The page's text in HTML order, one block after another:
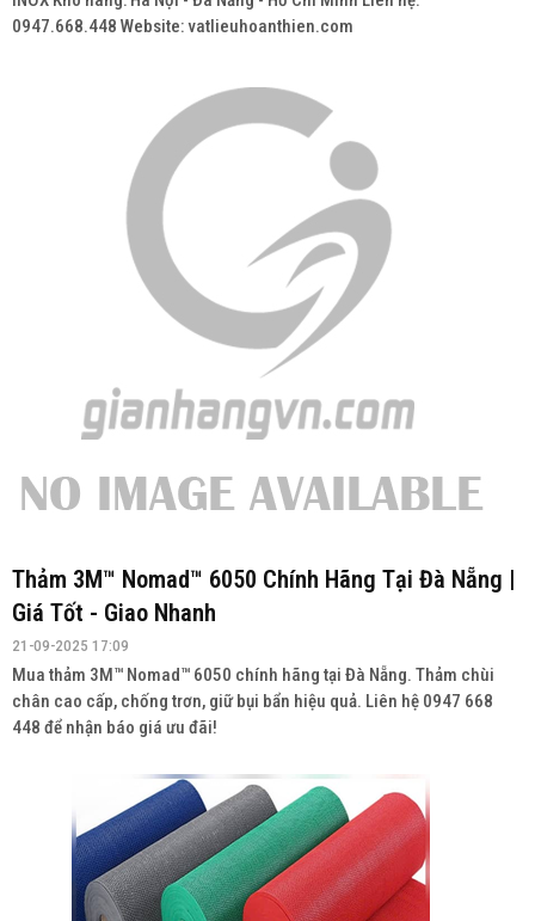
0947.668.448 Website: vatlieuhoanthien.com
Thảm 3M™ Nomad™ 6050 Chính Hãng Tại Đà Nẵng |
Giá Tốt - Giao Nhanh
21-09-2025 17:09
Mua thảm 3M™ Nomad™ 6050 chính hãng tại Đà Nẵng. Thảm chùi
chân cao cấp, chống trơn, giữ bụi bẩn hiệu quả. Liên hệ 0947 668
448 để nhận báo giá ưu đãi!